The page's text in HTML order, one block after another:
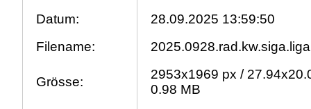
Datum:
28.09.2025 13:59:50
Filename:
Grösse:
2953x1969 px /
0.98 MB